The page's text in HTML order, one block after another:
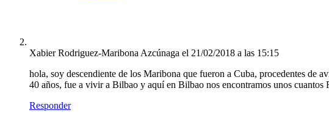
Xabier Rodriguez-Maribona Azcúnaga el 21/02/2018 a las 15:15
hola, soy descendiente de los Maribona que fueron a Cuba, procedentes de
40 años, fue a vivir a Bilbao y aquí en Bilbao nos encontramos unos
Responder